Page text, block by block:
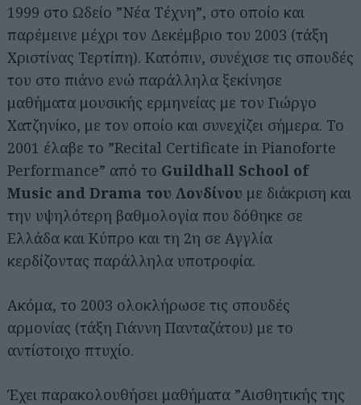
1999 στο Ωδείο ”Νέα Τέχνη”, στο οποίο και
παρέμεινε μέχρι τον Δεκέμβριο του 2003 (τάξη
Χριστίνας Τερτίπη). Κατόπιν, συνέχισε τις σπουδές
του στο πιάνο ενώ παράλληλα ξεκίνησε
μαθήματα μουσικής ερμηνείας με τον Γιώργο
Χατζηνίκο, με τον οποίο και συνεχίζει σήμερα. Το
2001 έλαβε το ”Recital Certificate in Pianoforte
Performance” από το Guildhall School of
Music and Drama του Λονδίνου με διάκριση και
την υψηλότερη βαθμολογία που δόθηκε σε
Ελλάδα και Κύπρο και τη 2η σε Αγγλία
κερδίζοντας παράλληλα υποτροφία.
Ακόμα, το 2003 ολοκλήρωσε τις σπουδές
αρμονίας (τάξη Γιάννη Πανταζάτου) με το
αντίστοιχο πτυχίο.
Έχει παρακολουθήσει μαθήματα ”Αισθητικής της